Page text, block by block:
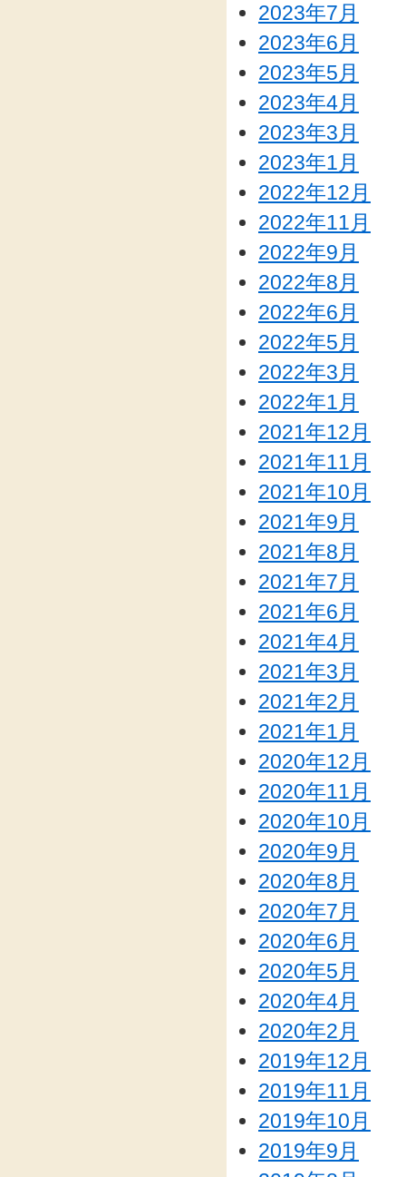
2023年7月
2023年6月
2023年5月
2023年4月
2023年3月
2023年1月
2022年12月
2022年11月
2022年9月
2022年8月
2022年6月
2022年5月
2022年3月
2022年1月
2021年12月
2021年11月
2021年10月
2021年9月
2021年8月
2021年7月
2021年6月
2021年4月
2021年3月
2021年2月
2021年1月
2020年12月
2020年11月
2020年10月
2020年9月
2020年8月
2020年7月
2020年6月
2020年5月
2020年4月
2020年2月
2019年12月
2019年11月
2019年10月
2019年9月